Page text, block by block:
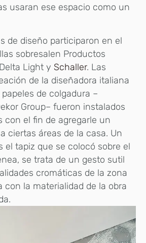
usaran ese espacio como un
de diseño participaron en el
sobresalen Productos
Light y Schaller. Las
de la diseñadora italiana
de colgadura –
Group– fueron instalados
con el fin de agregarle un
ciertas áreas de la casa. Un
el tapiz que se colocó sobre el
se trata de un gesto sutil
cromáticas de la zona
con la materialidad de la obra